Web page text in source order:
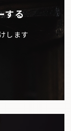
する
します